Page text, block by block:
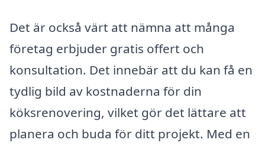
Det är också värt att nämna att många
företag erbjuder gratis offert och
konsultation. Det innebär att du kan få en
tydlig bild av kostnaderna för din
köksrenovering, vilket gör det lättare att
planera och buda för ditt projekt. Med en